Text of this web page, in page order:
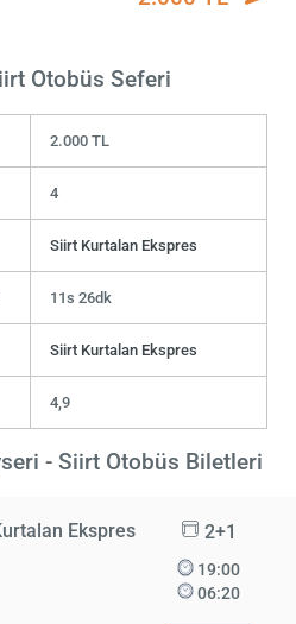
Otobüs Seferi
2.000 TL
4
Siirt Kurtalan Ekspres
11s 26dk
Siirt Kurtalan Ekspres
4,9
- Siirt Otobüs Biletleri
Ekspres 2+1
19:00
06:20